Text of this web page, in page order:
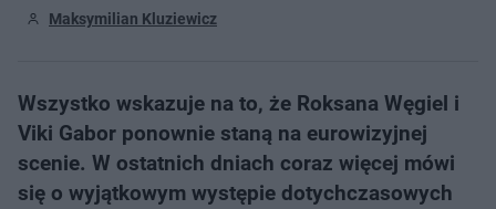
Maksymilian Kluziewicz
Wszystko wskazuje na to, że Roksana Węgiel i
Viki Gabor ponownie staną na eurowizyjnej
scenie. W ostatnich dniach coraz więcej mówi
się o wyjątkowym występie dotychczasowych